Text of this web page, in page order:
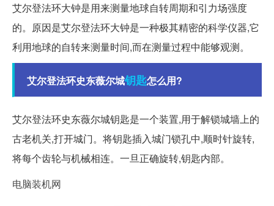
艾尔登法环大钟是用来测量地球自转周期和引力场强度
的。原因是艾尔登法环大钟是一种极其精密的科学仪器,它
利用地球的自转来测量时间,而在测量过程中能够观测。
艾尔登法环史东薇尔城钥匙怎么用?
艾尔登法环史东薇尔城钥匙是一个装置,用于解锁城墙上的
古老机关,打开城门。将钥匙插入城门锁孔中,顺时针旋转,
将每个齿轮与机械相连。一旦正确旋转,钥匙内部。
电脑装机网